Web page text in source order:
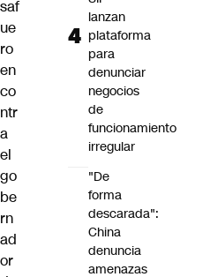
saf
ue
ro
en
co
ntr
a
el
go
be
rn
ad
or
lanzan
plataforma
para
denunciar
negocios
de
funcionamiento
irregular
"De
forma
descarada":
China
denuncia
amenazas